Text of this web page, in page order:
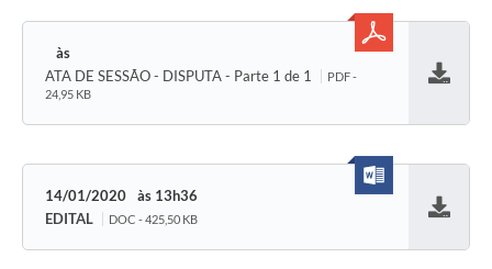
ATA DE SESSÃO - DISPUTA - Parte 1 de 1
PDF -
24,95 KB
14/01/2020
13h36
EDITAL
DOC - 425,50 KB